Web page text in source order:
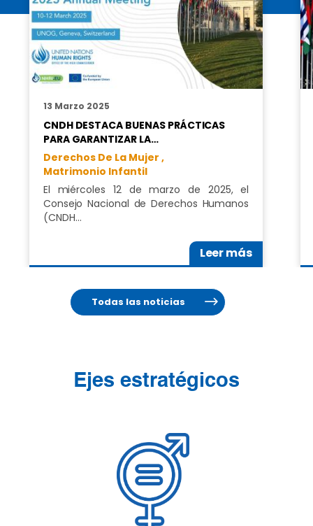
13 Marzo 2025
CNDH DESTACA BUENAS PRÁCTICAS
PARA GARANTIZAR LA…
Derechos De La Mujer ,
Matrimonio Infantil
El miércoles 12 de marzo de 2025, el
Consejo Nacional de Derechos Humanos
(CNDH…
Leer más
Todas las noticias
Ejes estratégicos